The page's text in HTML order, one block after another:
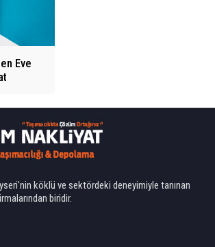
Eve
köklü ve sektördeki deneyimiyle tanınan
biridir.